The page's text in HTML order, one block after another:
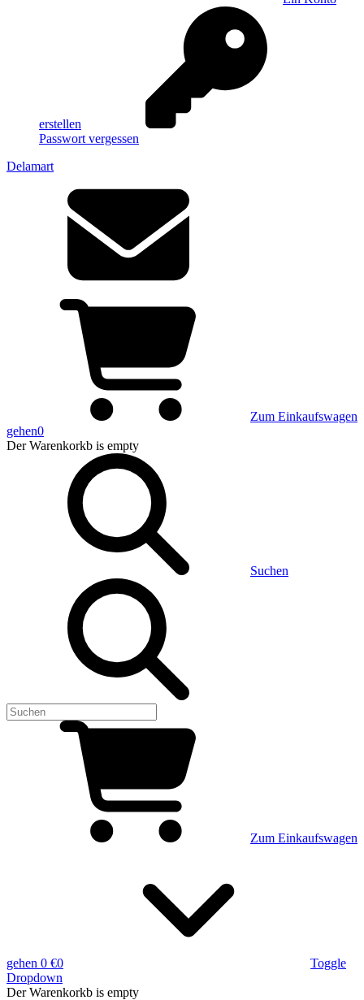
erstellen
Passwort vergessen
Delamart
Zum Einkaufswagen
gehen0
Der Warenkorkb is empty
Suchen
Zum Einkaufswagen
gehen 0 €0
Toggle
Dropdown
Der Warenkorkb is empty